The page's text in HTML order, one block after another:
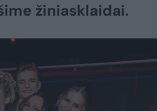
žiniasklaidai.